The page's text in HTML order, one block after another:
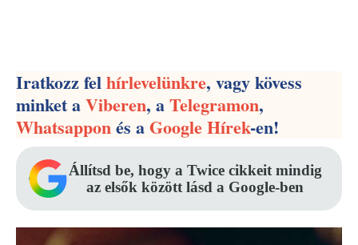
Iratkozz felhírlevelünkre, vagy kövess
minket aViberen, aTelegramon,
Whatsapponés aGoogle Hírek-en!
Állítsd be, hogy a Twice cikkeit mindig
az elsők között lásd a Google-ben